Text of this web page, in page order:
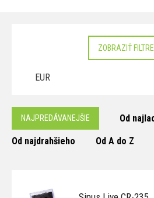
ZOBRAZIŤ FILTRE
EUR
NAJPREDÁVANEJŠIE Od
Od najdrahšieho Od A do Z